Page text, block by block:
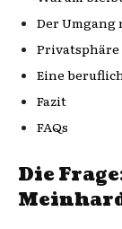
Der
Privatsphäre
Eine
Fazit
FAQs
Die